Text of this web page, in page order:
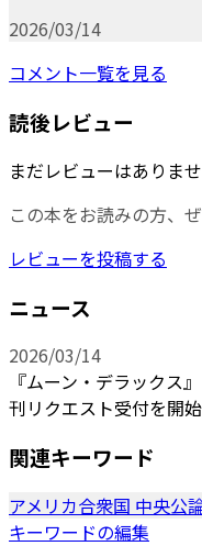
2026/03/14
コメント一覧を見る
読後レビュー
まだレビューはありませ
この本をお読みの方、
レビューを投稿する
ニュース
2026/03/14
『ムーン・デラックス
刊リクエスト受付を開始
関連キーワード
アメリカ合衆国 中央公
キーワードの編集